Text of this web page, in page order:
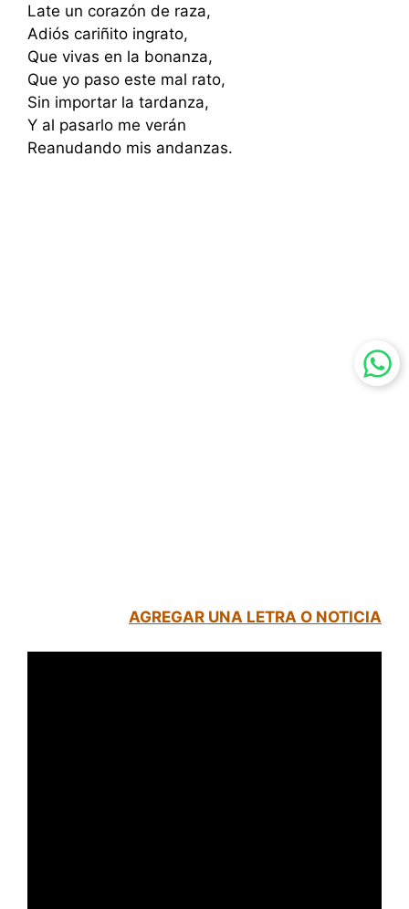
Late un corazón de raza,
Adiós cariñito ingrato,
Que vivas en la bonanza,
Que yo paso este mal rato,
Sin importar la tardanza,
Y al pasarlo me verán
Reanudando mis andanzas.
AGREGAR UNA LETRA O NOTICIA